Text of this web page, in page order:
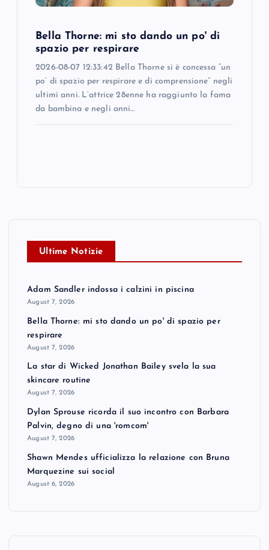
Bella Thorne: mi sto dando un po' di
spazio per respirare
2026-08-07 12:33:42 Bella Thorne si è concessa “un
po’ di spazio per respirare e di comprensione” negli
ultimi anni. L’attrice 28enne ha raggiunto la fama
da bambina e negli anni…
Ultime Notizie
Adam Sandler indossa i calzini in piscina
August 7, 2026
Bella Thorne: mi sto dando un po' di spazio per
respirare
August 7, 2026
La star di Wicked Jonathan Bailey svela la sua
skincare routine
August 7, 2026
Dylan Sprouse ricorda il suo incontro con Barbara
Palvin, degno di una 'romcom'
August 7, 2026
Shawn Mendes ufficializza la relazione con Bruna
Marquezine sui social
August 6, 2026